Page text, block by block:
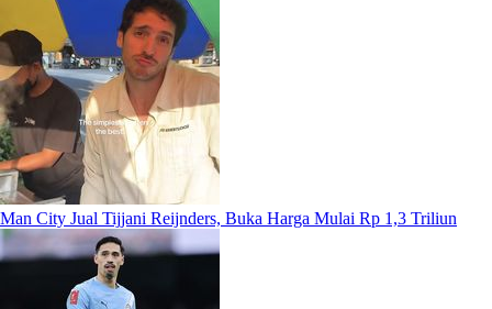
Man City Jual Tijjani Reijnders, Buka Harga Mulai Rp 1,3 Triliun